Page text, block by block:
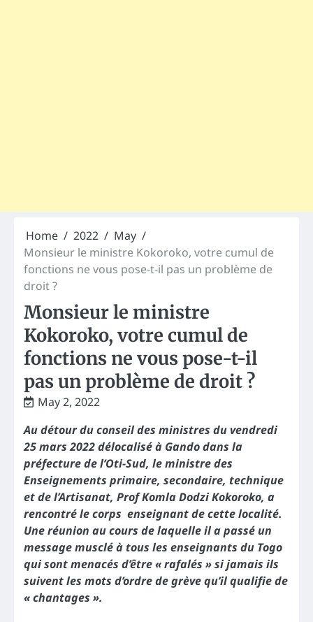
Home 2022
May
Monsieur le ministre Kokoroko, votre cumul de
fonctions ne vous pose-t-il pas un problème de
droit ?
Monsieur le ministre
Kokoroko, votre cumul de
fonctions ne vous pose-t-il
pas un problème de droit ?
May 2, 2022
Au détour du conseil des ministres du vendredi
25 mars 2022 délocalisé à Gando dans la
préfecture de l’Oti-Sud, le ministre des
Enseignements primaire, secondaire, technique
et de l’Artisanat, Prof Komla Dodzi Kokoroko, a
rencontré le corps enseignant de cette localité.
Une réunion au cours de laquelle il a passé un
message musclé à tous les enseignants du Togo
qui sont menacés d’être « rafalés » si jamais ils
suivent les mots d’ordre de grève qu’il qualifie de
« chantages ».